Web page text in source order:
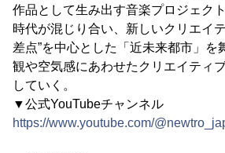
作品として生み出す音楽プロジェク
時代が混じり合い、新しいクリエイ
差点”を中心とした「近未来都市」を
観や空気感にあわせたクリエイティ
していく。
▼公式YouTubeチャンネル
https://www.youtube.com/